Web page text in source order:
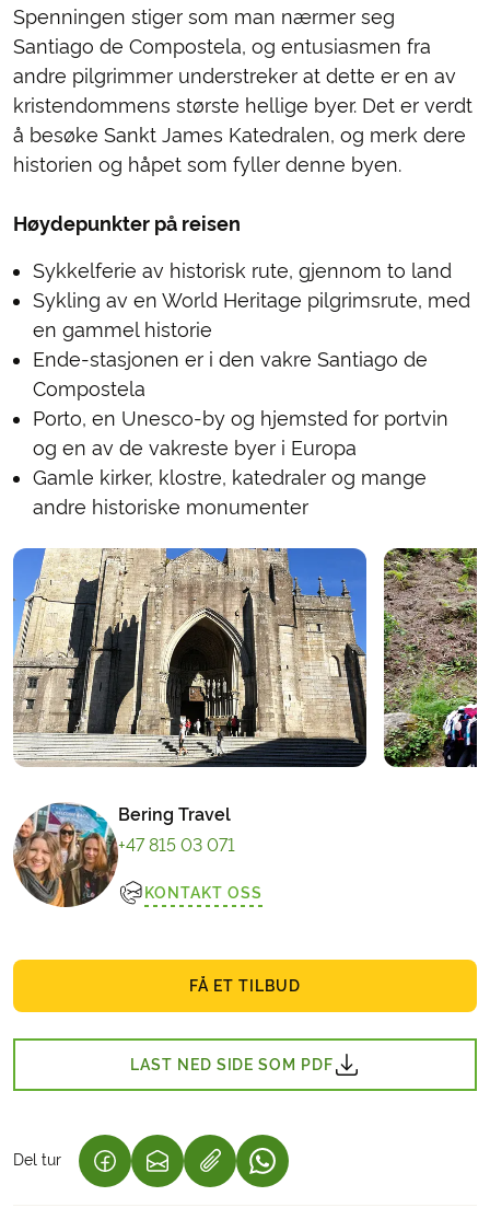
Spenningen stiger som man nærmer seg
Santiago de Compostela, og entusiasmen fra
andre pilgrimmer understreker at dette er en av
kristendommens største hellige byer. Det er verdt
å besøke Sankt James Katedralen, og merk dere
historien og håpet som fyller denne byen.
Høydepunkter på reisen
Sykkelferie av historisk rute, gjennom to land
Sykling av en World Heritage pilgrimsrute, med
en gammel historie
Ende-stasjonen er i den vakre Santiago de
Compostela
Porto, en Unesco-by og hjemsted for portvin
og en av de vakreste byer i Europa
Gamle kirker, klostre, katedraler og mange
andre historiske monumenter
Bering Travel
+47 815 03 071
KONTAKT OSS
FÅ ET TILBUD
LAST NED SIDE SOM PDF
Del tur (LENKE ÅPNES I NY FANE)
(LENKE ÅPNES I NY FANE)(LENKE ÅPNES I NY FANE)